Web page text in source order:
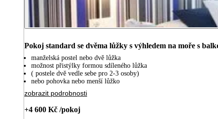
Pokoj standard se dvěma lůžky s výhledem na moře s
manželská postel nebo dvě lůžka
možnost přistýlky formou sdíleného lůžka
( postele dvě vedle sebe pro 2-3 osoby)
nebo pohovka nebo menší lůžko
zobrazit podrobnosti
+4 600 Kč /pokoj